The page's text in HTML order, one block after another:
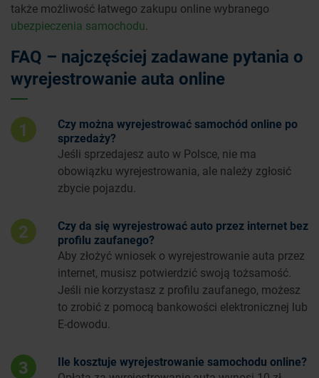
także możliwość łatwego zakupu online wybranego
ubezpieczenia samochodu.
FAQ – najczęściej zadawane pytania o
wyrejestrowanie auta online
1
Czy można wyrejestrować samochód online po
sprzedaży?
Jeśli sprzedajesz auto w Polsce, nie ma
obowiązku wyrejestrowania, ale należy zgłosić
zbycie pojazdu.
2
Czy da się wyrejestrować auto przez internet bez
profilu zaufanego?
Aby złożyć wniosek o wyrejestrowanie auta przez
internet, musisz potwierdzić swoją tożsamość.
Jeśli nie korzystasz z profilu zaufanego, możesz
to zrobić z pomocą bankowości elektronicznej lub
E-dowodu.
3
Ile kosztuje wyrejestrowanie samochodu online?